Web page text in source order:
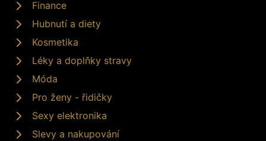
Finance
Hubnutí a diety
Kosmetika
Léky a doplňky stravy
Móda
Pro ženy - řidičky
Sexy elektronika
Slevy a nakupování